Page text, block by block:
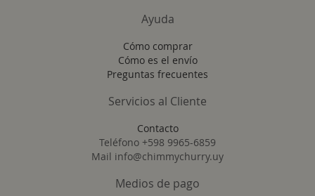
Ayuda
Cómo comprar
Cómo es el envío
Preguntas frecuentes
Servicios al Cliente
Contacto
Teléfono +598 9965-6859
Mail info@chimmychurry.uy
Medios de pago